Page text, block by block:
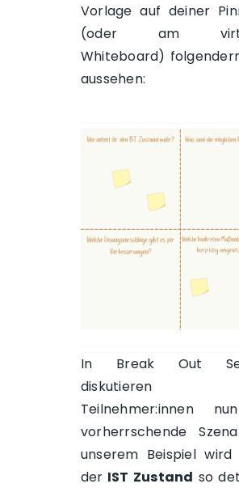
Vorlage auf deiner
(oder am
Whiteboard)
aussehen:
In Break Out
diskutieren
Teilnehmer:innen
vorherrschende
unserem Beispiel wird
der IST Zustand so